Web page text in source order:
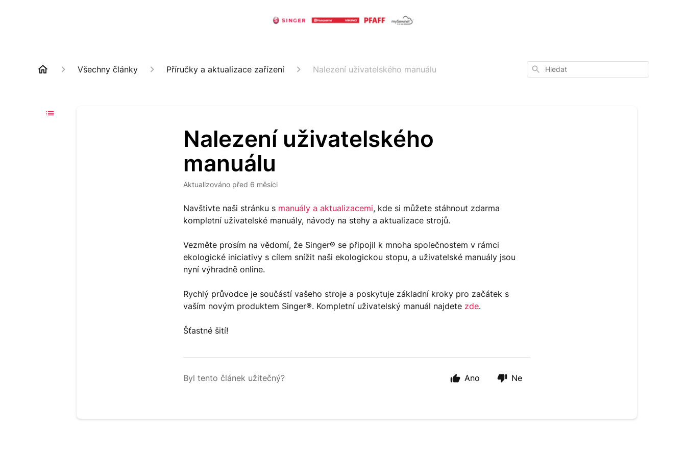
Všechny články Příručky a aktualizace zařízení Nalezení uživatelského manuálu Hledat
Nalezení uživatelského
manuálu
Aktualizováno před 6 měsíci
Navštivte naši stránku s manuály a aktualizacemi, kde si můžete stáhnout zdarma
kompletní uživatelské manuály, návody na stehy a aktualizace strojů.
Vezměte prosím na vědomí, že Singer® se připojil k mnoha společnostem v rámci
ekologické iniciativy s cílem snížit naši ekologickou stopu, a uživatelské manuály jsou
nyní výhradně online.
Rychlý průvodce je součástí vašeho stroje a poskytuje základní kroky pro začátek s
vaším novým produktem Singer®. Kompletní uživatelský manuál najdete zde.
Šťastné šití!
Byl tento článek užitečný? Ano Ne